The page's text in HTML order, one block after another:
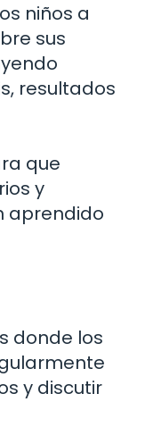
niños a
sus
resultados
que
y
aprendido
donde los
y discutir